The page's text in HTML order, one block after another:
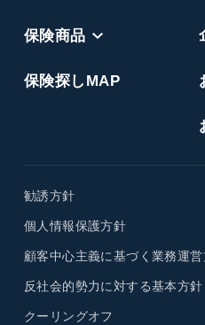
保険商品
保険探しMAP
勧誘方針
個人情報保護方針
顧客中心主義に基づく業務運
反社会的勢力に対する基本方針
クーリングオフ